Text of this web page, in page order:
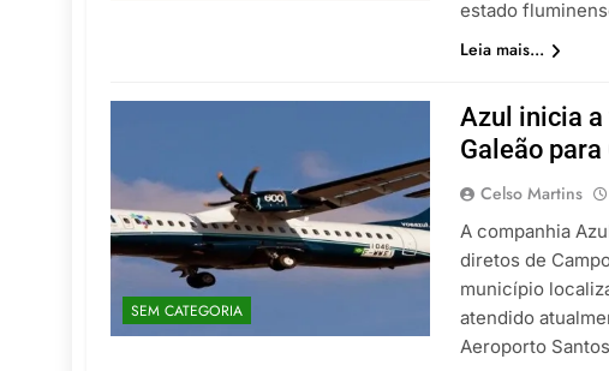
estado
Leia mais...
SEM CATEGORIA
Azul inicia a
Galeão
Celso Martins
A companhia
diretos de
município
atendido
Aeroporto